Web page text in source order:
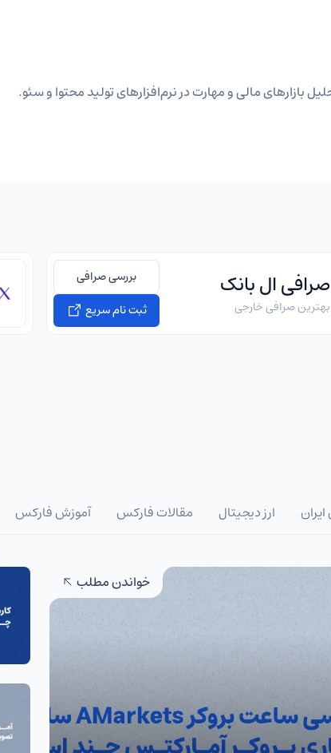
بازارهای مالی و مهارت در نرم‌افزارهای تولید محتوا و سئو.
صرافی ال بانک
بهترین صرافی خارجی
بررسی صرافی
ثبت نام سریع
ارز دیجیتال مقالات فارکس آموزش فارکس
خواندن مطلب